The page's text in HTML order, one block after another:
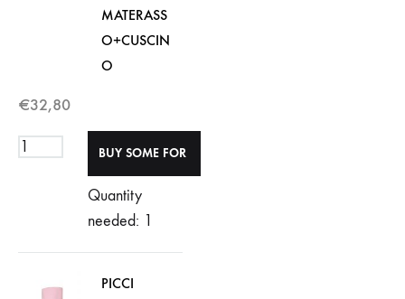
MATERASS
O+CUSCIN
O
€32,80
Quantity
needed: 1
PICCI